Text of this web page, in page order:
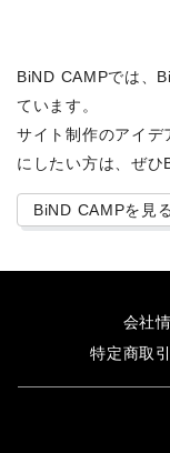
BiND CAMPでは、
ています。
サイト制作のアイデ
にしたい方は、ぜひ
BiND CAMPを見る
会社
特定商取